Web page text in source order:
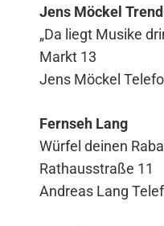
Jens Möckel
„Da liegt Musike
Markt 13
Jens Möckel
Fernseh Lang
Würfel deinen
Rathausstraße 11
Andreas Lang